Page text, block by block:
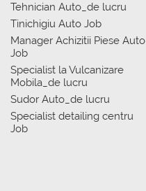
Tehnician Auto_de lucru
Tinichigiu Auto Job
Manager Achizitii Piese Auto
Job
Specialist la Vulcanizare
Mobila_de lucru
Sudor Auto_de lucru
Specialist detailing centru
Job